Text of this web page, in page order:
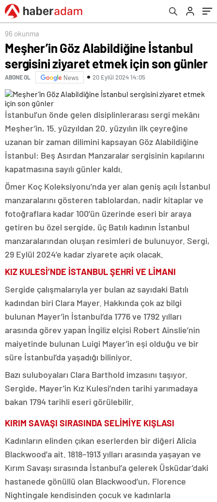
96 okunma
Meşher’in Göz Alabildiğine İstanbul
sergisini ziyaret etmek için son günler
ABONE OL News 20 Eylül 2024 14:05
İstanbul’un önde gelen disiplinlerarası sergi mekânı
Meşher’in, 15. yüzyıldan 20. yüzyılın ilk çeyreğine
uzanan bir zaman dilimini kapsayan Göz Alabildiğine
İstanbul: Beş Asırdan Manzaralar sergisinin kapılarını
kapatmasına sayılı günler kaldı.
Ömer Koç Koleksiyonu’nda yer alan geniş açılı İstanbul
manzaralarını gösteren tablolardan, nadir kitaplar ve
fotoğraflara kadar 100’ün üzerinde eseri bir araya
getiren bu özel sergide, üç Batılı kadının İstanbul
manzaralarından oluşan resimleri de bulunuyor. Sergi,
29 Eylül 2024’e kadar ziyarete açık olacak.
KIZ KULESİ’NDE İSTANBUL ŞEHRİ VE LİMANI
Sergide çalışmalarıyla yer bulan az sayıdaki Batılı
kadından biri Clara Mayer. Hakkında çok az bilgi
bulunan Mayer’in İstanbul’da 1776 ve 1792 yılları
arasında görev yapan İngiliz elçisi Robert Ainslie’nin
maiyetinde bulunan Luigi Mayer’in eşi olduğu ve bir
süre İstanbul’da yaşadığı biliniyor.
Bazı suluboyaları Clara Barthold imzasını taşıyor.
Sergide, Mayer’in Kız Kulesi’nden tarihi yarımadaya
bakan 1794 tarihli eseri görülebilir.
KIRIM SAVAŞI SIRASINDA SELİMİYE KIŞLASI
Kadınların elinden çıkan eserlerden bir diğeri Alicia
Blackwood’a ait. 1818–1913 yılları arasında yaşayan ve
Kırım Savaşı sırasında İstanbul’a gelerek Üsküdar’daki
hastanede gönüllü olan Blackwood’un, Florence
Nightingale kendisinden çocuk ve kadınlarla